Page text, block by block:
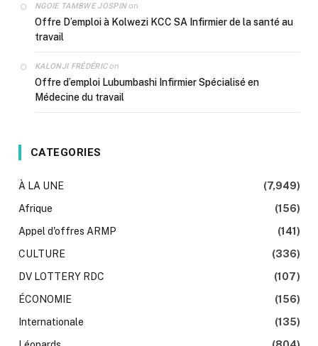
NGOIE TAMBWE JOSPINon
Offre D’emploi à Kolwezi KCC SA Infirmier de la santé au
travail
KALONJI FRÉDÉRICon
Offre d’emploi Lubumbashi Infirmier Spécialisé en
Médecine du travail
CATEGORIES
À LA UNE
(7,949)
Afrique
(156)
Appel d'offres ARMP
(141)
CULTURE
(336)
DV LOTTERY RDC
(107)
ÉCONOMIE
(156)
Internationale
(135)